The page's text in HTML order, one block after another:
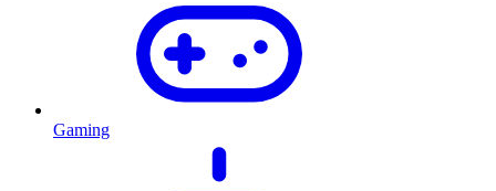
Gaming